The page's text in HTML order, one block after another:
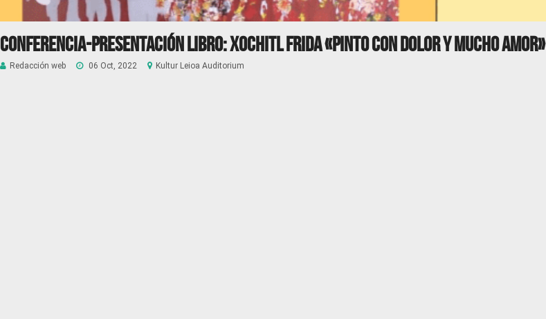
Conferencia-presentación libro: Xochitl Frida «pinto con dolor y mucho amor»
Redacción web 06 Oct, 2022 Kultur Leioa Auditorium